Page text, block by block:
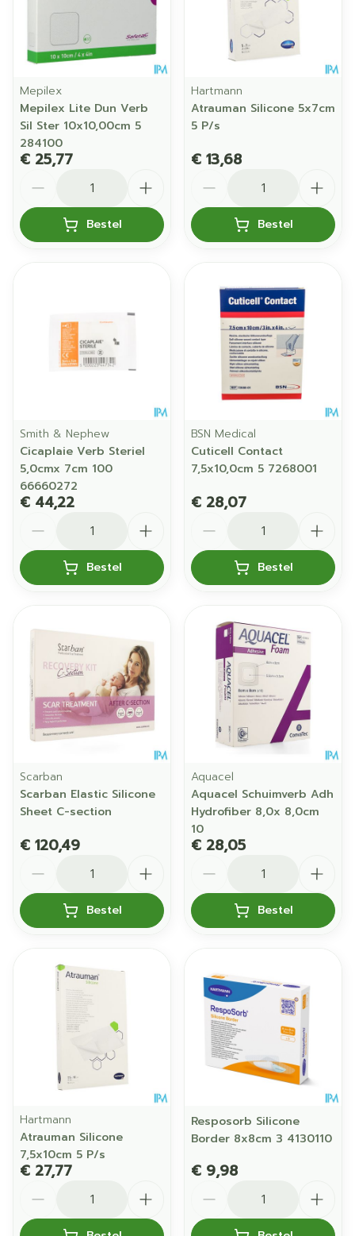
Mepilex
Mepilex Lite Dun Verb
Sil Ster 10x10,00cm 5
284100
€ 25,77
Bestel
Hartmann
Atrauman Silicone 5x7cm
5 P/s
€ 13,68
Bestel
Smith & Nephew
Cicaplaie Verb Steriel
5,0cmx 7cm 100
66660272
€ 44,22
Bestel
BSN Medical
Cuticell Contact
7,5x10,0cm 5 7268001
€ 28,07
Bestel
Scarban
Scarban Elastic Silicone
Sheet C-section
€ 120,49
Bestel
Aquacel
Aquacel Schuimverb Adh
Hydrofiber 8,0x 8,0cm
10
€ 28,05
Bestel
Hartmann
Atrauman Silicone
7,5x10cm 5 P/s
€ 27,77
Resposorb Silicone
Border 8x8cm 3 4130110
€ 9,98